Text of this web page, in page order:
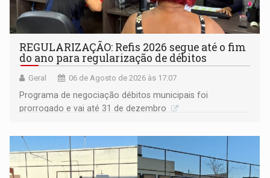
REGULARIZAÇÃO: Refis 2026 segue até o fim
do ano para regularização de débitos
Geral 06 de Agosto de 2026 às 17:07
Programa de negociação débitos municipais foi
prorrogado e vai até 31 de dezembro